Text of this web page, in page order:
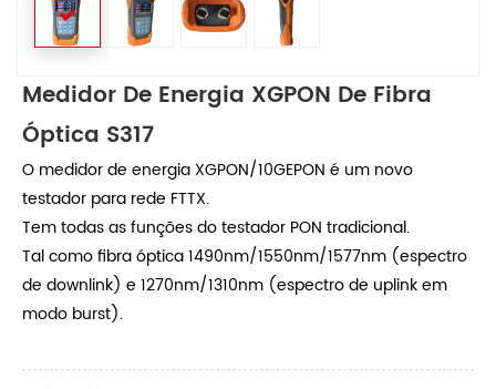
Medidor De Energia XGPON De Fibra
Óptica S317
O medidor de energia XGPON/10GEPON é um novo
testador para rede FTTX.
Tem todas as funções do testador PON tradicional.
Tal como fibra óptica 1490nm/1550nm/1577nm (espectro
de downlink) e 1270nm/1310nm (espectro de uplink em
modo burst).